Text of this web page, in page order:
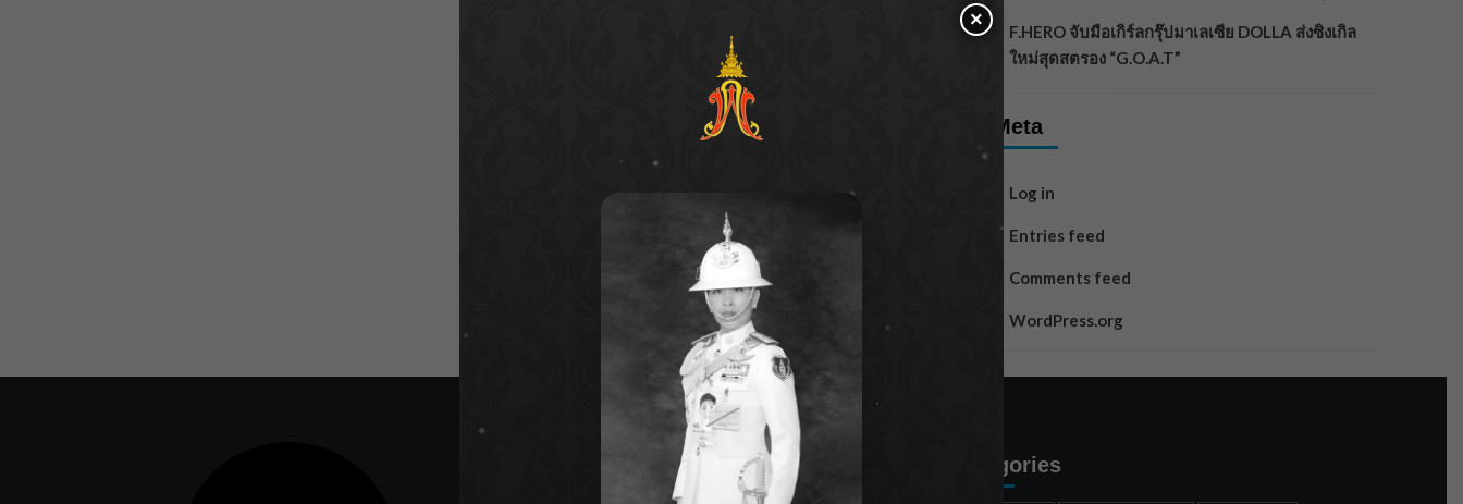
F.HERO จับมือเกิร์ลกรุ๊ปมาเลเซีย DOLLA ส่งซิงเกิล
ใหม่สุดสตรอง “G.O.A.T”
Meta
Log in
Entries feed
Comments feed
WordPress.org
Categories
×